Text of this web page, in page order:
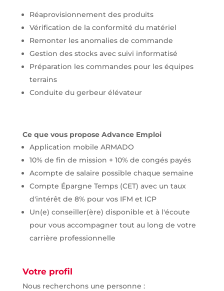
Réaprovisionnement des produits
Vérification de la conformité du matériel
Remonter les anomalies de commande
Gestion des stocks avec suivi informatisé
Préparation les commandes pour les équipes
terrains
Conduite du gerbeur élévateur
Ce que vous propose Advance Emploi
Application mobile ARMADO
10% de fin de mission + 10% de congés payés
Acompte de salaire possible chaque semaine
Compte Épargne Temps (CET) avec un taux
d'intérêt de 8% pour vos IFM et ICP
Un(e) conseiller(ère) disponible et à l'écoute
pour vous accompagner tout au long de votre
carrière professionnelle
Votre profil
Nous recherchons une personne :